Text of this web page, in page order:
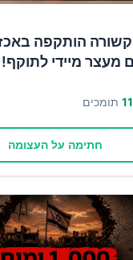
הותקפה
מעצר מיידי לתוקף!
תומכים
חתימה על העצומה